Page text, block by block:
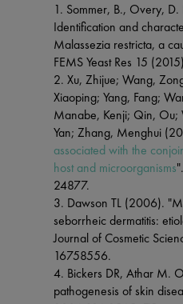
1. Sommer, B., Overy, D.
Identification and
Malassezia restricta, a
FEMS Yeast Res 15
2. Xu, Zhijue; Wang,
Xiaoping; Yang, Fang;
Manabe, Kenji; Qin, Ou;
Yan; Zhang, Menghui
associated with the
host and microorganisms
24877.
3. Dawson TL (2006).
seborrheic dermatitis:
Journal of Cosmetic
16758556.
4. Bickers DR, Athar M.
pathogenesis of skin